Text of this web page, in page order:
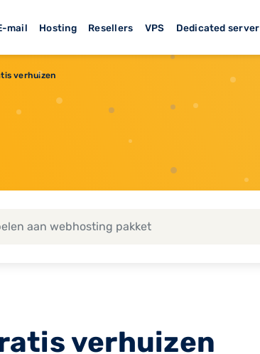
mail Hosting Resellers VPS Dedicated server
verhuizen
verhuizen